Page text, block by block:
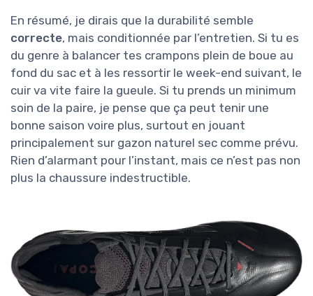
En résumé, je dirais que la durabilité semble
correcte, mais conditionnée par l’entretien. Si tu es
du genre à balancer tes crampons plein de boue au
fond du sac et à les ressortir le week-end suivant, le
cuir va vite faire la gueule. Si tu prends un minimum
soin de la paire, je pense que ça peut tenir une
bonne saison voire plus, surtout en jouant
principalement sur gazon naturel sec comme prévu.
Rien d’alarmant pour l’instant, mais ce n’est pas non
plus la chaussure indestructible.